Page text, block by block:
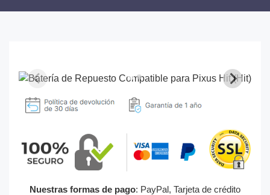
Nuestras formas de pago: PayPal, Tarjeta de crédito